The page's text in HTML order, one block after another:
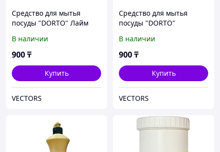
Средство для мытья
посуды "DORTO" Лайм
В наличии
900₸
Купить
VECTORS
Средство для мытья
посуды "DORTO"
В наличии
900₸
Купить
VECTORS